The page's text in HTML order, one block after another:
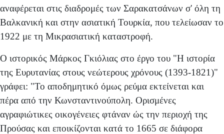
αναφέρεται στις διαδρομές των Σαρακατσάνων σ' όλη τη
Βαλκανική και στην ασιατική Τουρκία, που τελείωσαν το
1922 με τη Μι­κρασιατική καταστροφή.
Ο ιστορικός Μάρκος Γκιόλιας στο έργο του "Η ιστορία
της Ευρυτανίας στους νεώτερους χρόνους (1393-1821)"
γράφει: "Το αποδημητικό όμως ρεύμα εκτείνεται και
πέρα από την Κωνσταντινούπολη. Ορισμένες
αγραφιώτικες οι­κογένειες φτάναν ώς την περιοχή της
Προύσας και εποι­κίζονται κατά το 1665 σε διάφορα